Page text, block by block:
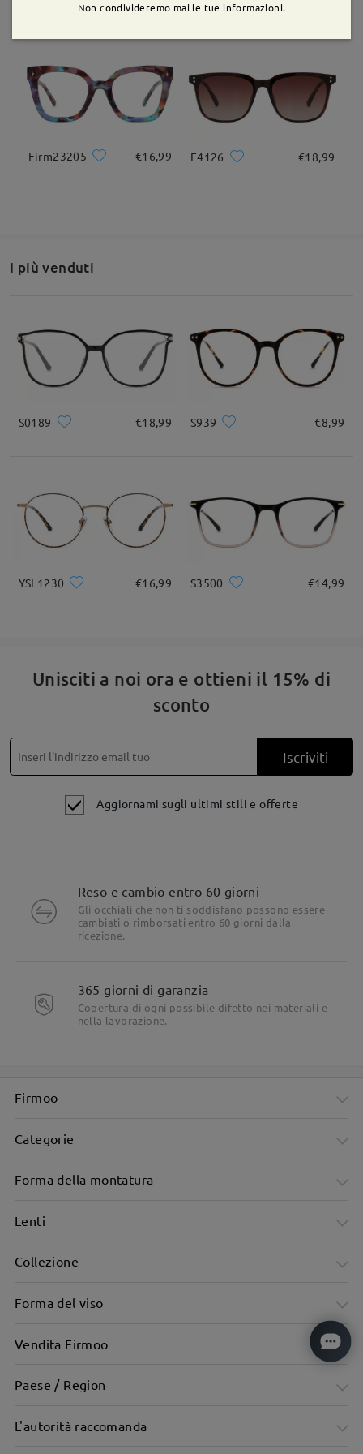
Domanda:
è disponibile solo la taglia S?
da nadia su Dec 9 , 2025
Firmoo'sreply
Se hai ancora dubbi, non esitare a contattarci tramite LiveChat
domande e le risposte
Firm23205 €16,99 F4126 €18,99
I più venduti
S0189 €18,99 S939 €8,99
YSL1230 €16,99 S3500 €14,99
Unisciti a noi ora e ottieni il 15% di
sconto
Iscriviti
Aggiornami sugli ultimi stili e offerte
Reso e cambio entro 60 giorni
Gli occhiali che non ti soddisfano possono essere
cambiati o rimborsati entro 60 giorni dalla
ricezione.
365 giorni di garanzia
Copertura di ogni possibile difetto nei materiali e
nella lavorazione.
Firmoo
Categorie
Forma della montatura
Lenti
Collezione
Forma del viso
Vendita Firmoo
Paese / Region
L'autorità raccomanda
Non condivideremo mai le tue informazioni.